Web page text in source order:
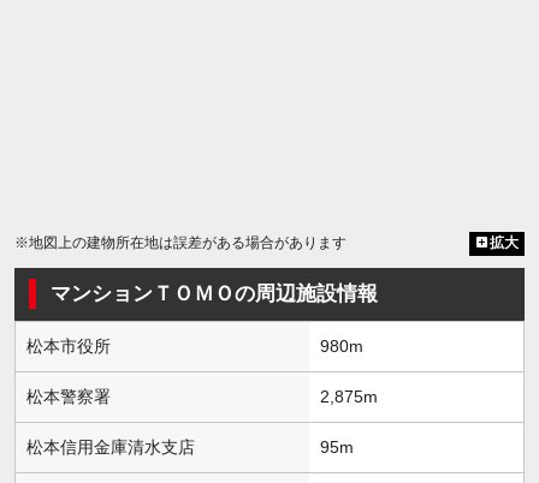
※地図上の建物所在地は誤差がある場合があります 拡大
マンションＴＯＭＯの周辺施設情報
松本市役所 980m
松本警察署 2,875m
松本信用金庫清水支店 95m